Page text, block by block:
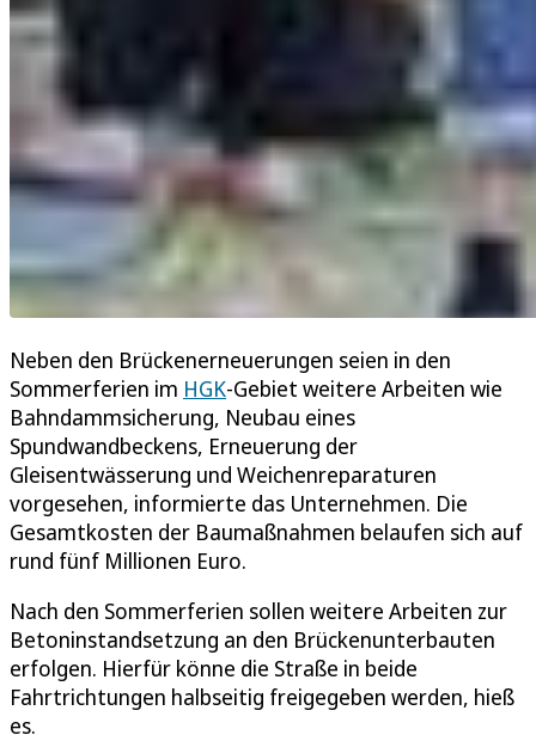
Neben den Brückenerneuerungen seien in den
Sommerferien im HGK-Gebiet weitere Arbeiten wie
Bahndammsicherung, Neubau eines
Spundwandbeckens, Erneuerung der
Gleisentwässerung und Weichenreparaturen
vorgesehen, informierte das Unternehmen. Die
Gesamtkosten der Baumaßnahmen belaufen sich auf
rund fünf Millionen Euro.
Nach den Sommerferien sollen weitere Arbeiten zur
Betoninstandsetzung an den Brückenunterbauten
erfolgen. Hierfür könne die Straße in beide
Fahrtrichtungen halbseitig freigegeben werden, hieß
es.